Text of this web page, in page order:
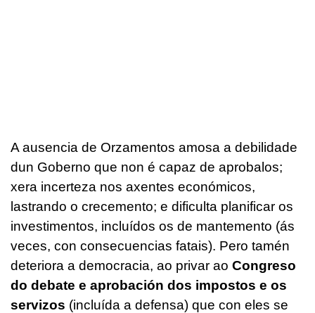
A ausencia de Orzamentos amosa a debilidade
dun Goberno que non é capaz de aprobalos;
xera incerteza nos axentes económicos,
lastrando o crecemento; e dificulta planificar os
investimentos, incluídos os de mantemento (ás
veces, con consecuencias fatais). Pero tamén
deteriora a democracia, ao privar ao Congreso
do debate e aprobación dos impostos e os
servizos (incluída a defensa) que con eles se